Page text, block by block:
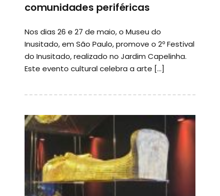
comunidades periféricas
Nos dias 26 e 27 de maio, o Museu do
Inusitado, em São Paulo, promove o 2º Festival
do Inusitado, realizado no Jardim Capelinha.
Este evento cultural celebra a arte […]